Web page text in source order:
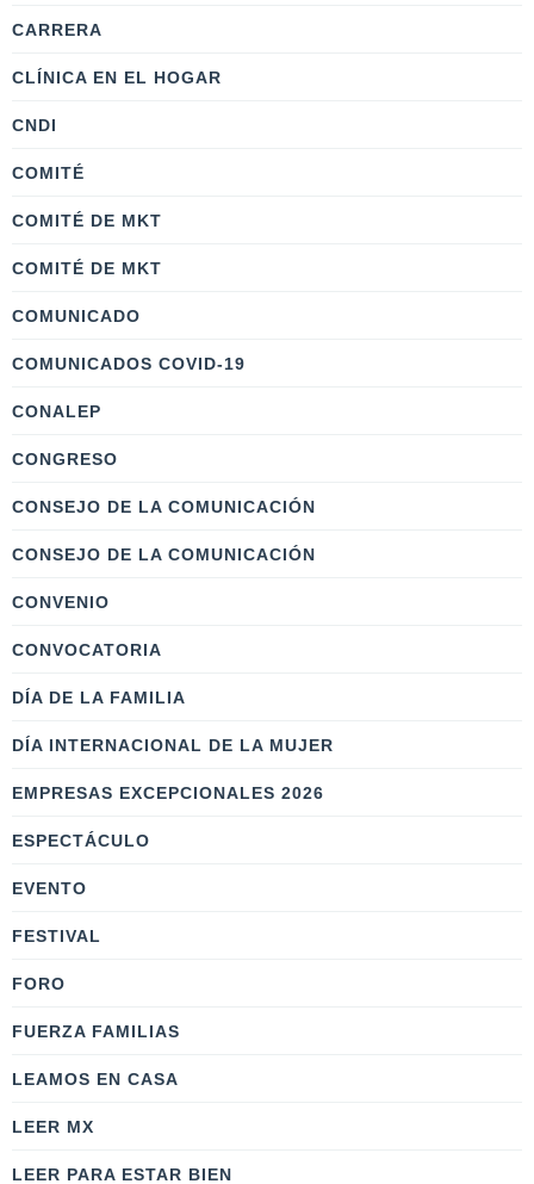
CARRERA
CLÍNICA EN EL HOGAR
CNDI
COMITÉ
COMITÉ DE MKT
COMITÉ DE MKT
COMUNICADO
COMUNICADOS COVID-19
CONALEP
CONGRESO
CONSEJO DE LA COMUNICACIÓN
CONSEJO DE LA COMUNICACIÓN
CONVENIO
CONVOCATORIA
DÍA DE LA FAMILIA
DÍA INTERNACIONAL DE LA MUJER
EMPRESAS EXCEPCIONALES 2026
ESPECTÁCULO
EVENTO
FESTIVAL
FORO
FUERZA FAMILIAS
LEAMOS EN CASA
LEER MX
LEER PARA ESTAR BIEN